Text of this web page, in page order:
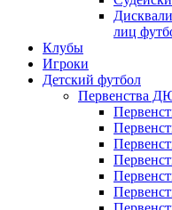
лиц
Клубы
Игроки
Детский футбол
Первенства